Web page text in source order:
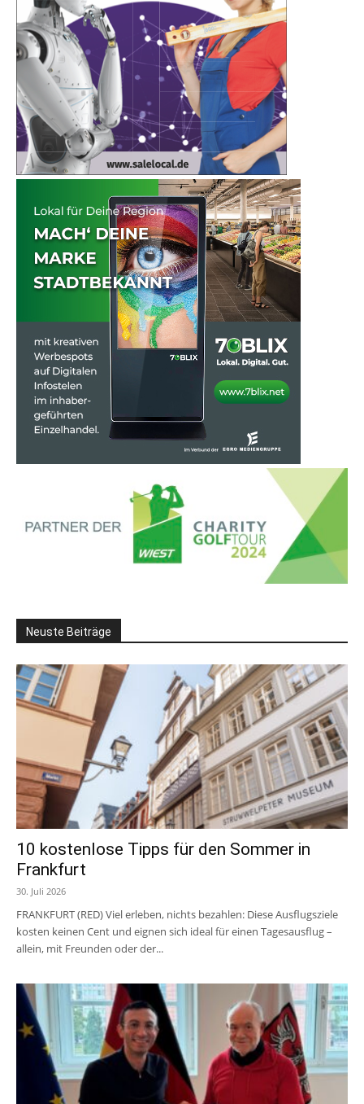
Neuste Beiträge
10 kostenlose Tipps für den Sommer in
Frankfurt
30. Juli 2026
FRANKFURT (RED) Viel erleben, nichts bezahlen: Diese Ausflugsziele
kosten keinen Cent und eignen sich ideal für einen Tagesausflug –
allein, mit Freunden oder der...